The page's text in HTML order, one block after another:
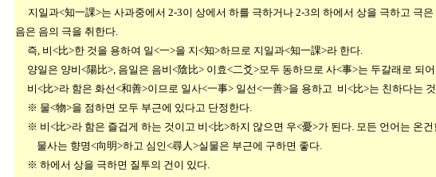
지일과<知一課>는 사과중에서 2-3이 상에서 하를 극하거나 2-3의 하에서 상을 극하고
음은 음의 극을 취한다.
즉, 비<比>한 것을 용하여 일<一>을 지<知>하므로 지일과<知一課>라 한다.
양일은 양비<陽比>, 음일은 음비<陰比> 이효<二爻>모두 동하므로 사<事>는 두갈래로 되
비<比>라 함은 화선<和善>이므로 일사<一事> 일선<一善>을 용하고 비<比>는 친하다는
※ 물<物>을 점하면 모두 부근에 있다고 단정한다.
※ 비<比>라 함은 즐겁게 하는 것이고 비<比>하지 않으면 우<憂>가 된다. 모든 언어는 온
물사는 향명<向明>하고 심인<尋人>실물은 부근에 구하면 좋다.
※ 하에서 상을 극하면 질투의 건이 있다.